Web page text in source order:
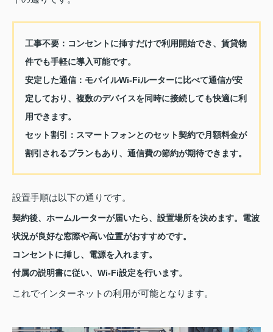
工事不要： コンセントに挿すだけで利用開始でき、賃貸物
件でも手軽に導入可能です。
安定した通信： モバイルWi-Fiルーターに比べて通信が安
定しており、複数のデバイスを同時に接続しても快適に利
用できます。
セット割引： スマートフォンとのセット契約で月額料金が
割引されるプランもあり、通信費の節約が期待できます。
設置手順は以下の通りです。
契約後、ホームルーターが届いたら、設置場所を決めます。電波
状況が良好な窓際や高い位置がおすすめです。
コンセントに挿し、電源を入れます。
付属の説明書に従い、Wi-Fi設定を行います。
これでインターネットの利用が可能となります。